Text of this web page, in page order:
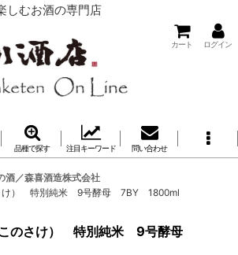
しむお酒の専門店
カート ログイン
品種で探す 注目キーワード 問い合わせ
酒／森喜酒造株式会社
け） 特別純米 9号酵母 7BY 1800ml
このさけ） 特別純米 9号酵母